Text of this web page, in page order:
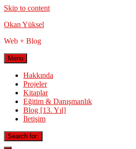
Skip to content
Okan Yüksel
Web + Blog
Menu
Hakkında
Projeler
Kitaplar
Eğitim & Danışmanlık
Blog [13. Yıl]
İletişim
Search for: